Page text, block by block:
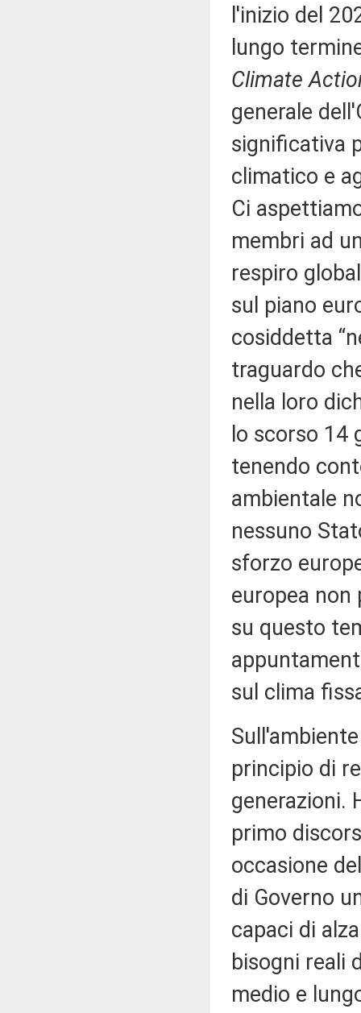
l'inizio del
lungo
Climate
generale
significativa
climatico e
Ci
membri ad
respiro
sul piano
cosiddetta
traguardo
nella loro
lo scorso 14
tenendo
ambientale
nessuno
sforzo
europea non
su questo
sul clima
principio di
generazioni.
primo
occasione
di Governo
capaci di
bisogni reali
medio e